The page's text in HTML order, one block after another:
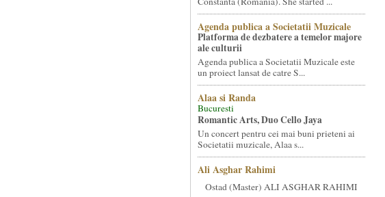
Agenda publica a Societatii Muzicale
Platforma de dezbatere a temelor majore
ale culturii
Agenda publica a Societatii Muzicale este
un proiect lansat de catre S...
Alaa si Randa
Bucuresti
Romantic Arts, Duo Cello Jaya
Un concert pentru cei mai buni prieteni ai
Societatii muzicale, Alaa s...
Ali Asghar Rahimi
Ostad (Master) ALI ASGHAR RAHIMI